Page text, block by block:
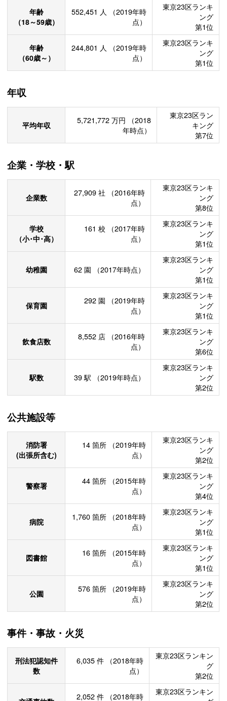
年齢
（18～59歳）
552,451 人
（2019年時
点）
東京23区ランキ
ング
第1位
年齢
（60歳～）
244,801 人
（2019年時
点）
東京23区ランキ
ング
第1位
年収
平均年収 5,721,772 万円
（2018
年時点）
東京23区ラン
キング
第7位
企業・学校・駅
企業数 27,909 社
（2016年時
点）
東京23区ランキ
ング
第8位
学校
（小･中･高）
161 校
（2017年時
点）
東京23区ランキ
ング
第1位
幼稚園 62 園 （2017年時点）
東京23区ランキ
ング
第1位
保育園 292 園
（2019年時
点）
東京23区ランキ
ング
第1位
飲食店数 8,552 店
（2016年時
点）
東京23区ランキ
ング
第6位
駅数 39 駅 （2019年時点）
東京23区ランキ
ング
第2位
公共施設等
消防署
(出張所含む)
14 箇所
（2019年時
点）
東京23区ランキ
ング
第2位
警察署 44 箇所
（2015年時
点）
東京23区ランキ
ング
第4位
病院 1,760 箇所
（2018年時
点）
東京23区ランキ
ング
第1位
図書館 16 箇所
（2015年時
点）
東京23区ランキ
ング
第1位
公園 576 箇所
（2019年時
点）
東京23区ランキ
ング
第2位
事件・事故・火災
刑法犯認知件
数
6,035 件
（2018年時
点）
東京23区ランキン
グ
第2位
2,052 件 （2018年時
東京23区ランキン